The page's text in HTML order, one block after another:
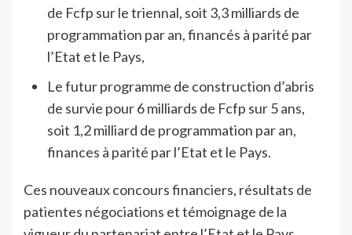
de Fcfp sur le triennal, soit 3,3 milliards de
programmation par an, financés à parité par
l’Etat et le Pays,
Le futur programme de construction d’abris
de survie pour 6 milliards de Fcfp sur 5 ans,
soit 1,2 milliard de programmation par an,
finances à parité par l’Etat et le Pays.
Ces nouveaux concours financiers, résultats de
patientes négociations et témoignage de la